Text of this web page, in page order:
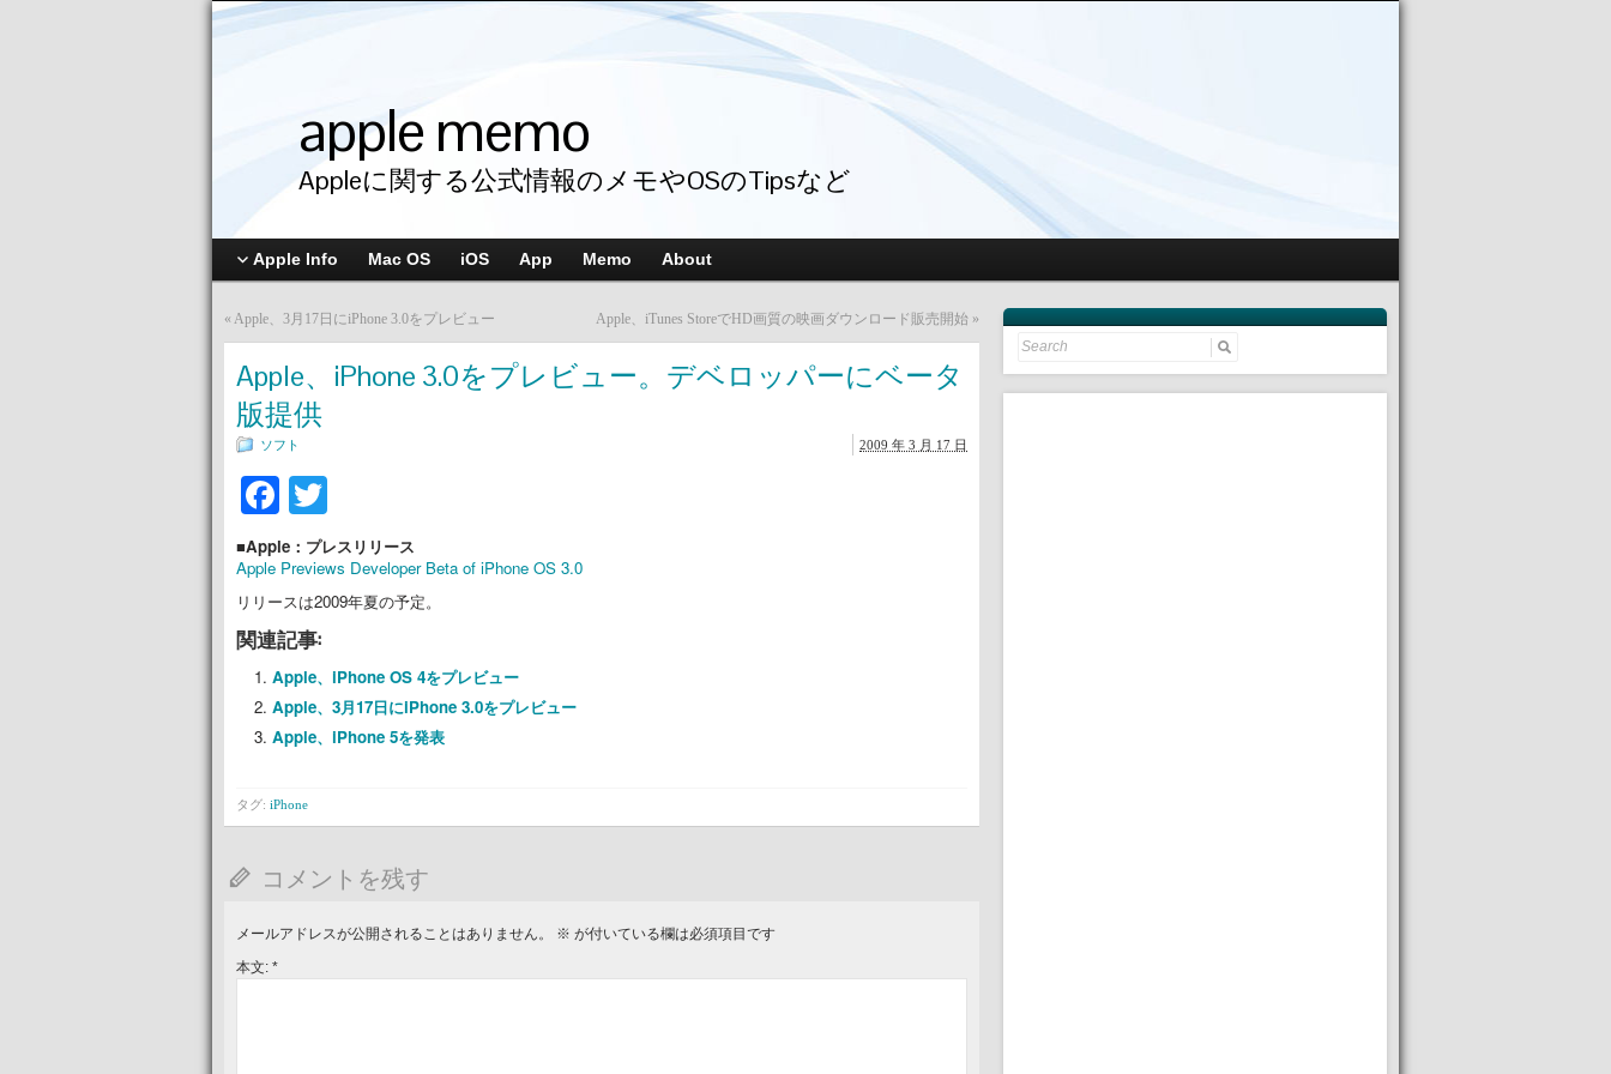
apple memo
Appleに関する公式情報のメモやOSのTipsなど
Apple Info Mac OS iOS App Memo About
« Apple、3月17日にiPhone 3.0をプレビュー Apple、iTunes StoreでHD画質の映画ダウンロード販売開始 »
Apple、iPhone 3.0をプレビュー。デベロッパーにベータ
版提供
ソフト 2009 年 3 月 17 日
Facebook
■Apple：プレスリリース
Apple Previews Developer Beta of iPhone OS 3.0
リリースは2009年夏の予定。
関連記事:
Apple、iPhone OS 4をプレビュー
Apple、3月17日にiPhone 3.0をプレビュー
Apple、iPhone 5を発表
タグ: iPhone
コメントを残す
メールアドレスが公開されることはありません。 ※ が付いている欄は必須項目です
本文: *
Search